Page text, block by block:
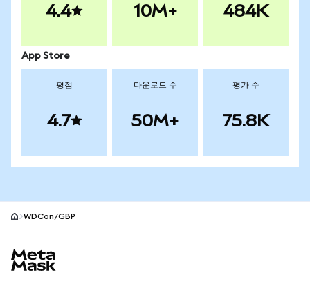
4.4 10M+ 484K
App Store
평점
4.7
다운로드 수
50M+
평가 수
75.8K
WDCon/GBP